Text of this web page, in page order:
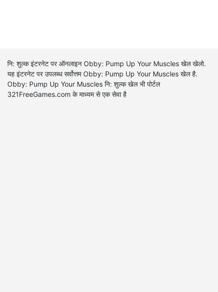
नि: शुल्क इंटरनेट पर ऑनलाइन Obby: Pump Up Your Muscles खेल खेलो.
यह इंटरनेट पर उपलब्ध सर्वोत्तम Obby: Pump Up Your Muscles खेल है.
Obby: Pump Up Your Muscles नि: शुल्क खेल भी पोर्टल
321FreeGames.com के माध्यम से एक सेवा है